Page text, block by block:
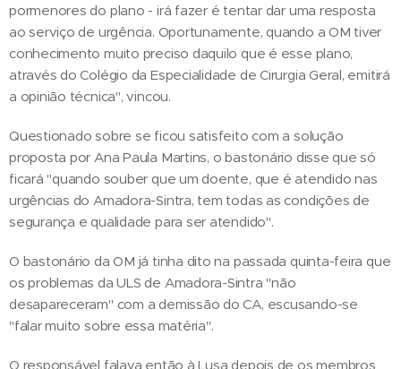
pormenores do plano - irá fazer é tentar dar uma resposta
ao serviço de urgência. Oportunamente, quando a OM tiver
conhecimento muito preciso daquilo que é esse plano,
através do Colégio da Especialidade de Cirurgia Geral, emitirá
a opinião técnica", vincou.
Questionado sobre se ficou satisfeito com a solução
proposta por Ana Paula Martins, o bastonário disse que só
ficará "quando souber que um doente, que é atendido nas
urgências do Amadora-Sintra, tem todas as condições de
segurança e qualidade para ser atendido".
O bastonário da OM já tinha dito na passada quinta-feira que
os problemas da ULS de Amadora-Sintra "não
desapareceram" com a demissão do CA, escusando-se
"falar muito sobre essa matéria".
O responsável falava então à Lusa depois de os membros